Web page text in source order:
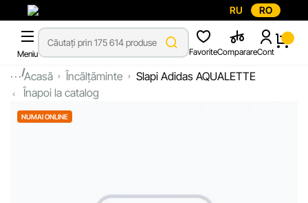
RU RO
Meniu FavoriteComparareCont
...Acasă Încălțăminte
Slapi Adidas AQUALETTE
Înapoi la catalog
NUMAI ONLINE